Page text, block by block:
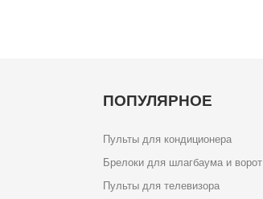
ПОПУЛЯРНОЕ
Пульты для кондиционера
Брелоки для шлагбаума и ворот
Пульты для телевизора